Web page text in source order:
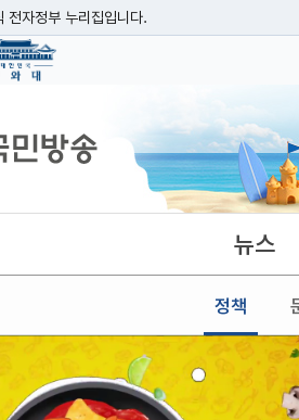
전자정부 누리집입니다.
도메인 주소를 사용하고 있다면 아래 URL에서
뉴스
정책